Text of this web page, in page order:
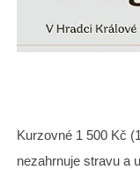
Kurzovné 1 500 Kč
nezahrnuje stravu a